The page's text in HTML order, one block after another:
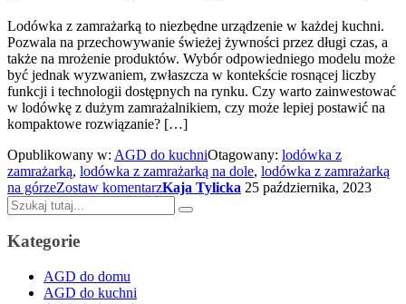
Lodówka z zamrażarką to niezbędne urządzenie w każdej kuchni.
Pozwala na przechowywanie świeżej żywności przez długi czas, a
także na mrożenie produktów. Wybór odpowiedniego modelu może
być jednak wyzwaniem, zwłaszcza w kontekście rosnącej liczby
funkcji i technologii dostępnych na rynku. Czy warto zainwestować
w lodówkę z dużym zamrażalnikiem, czy może lepiej postawić na
kompaktowe rozwiązanie? […]
Opublikowany w: AGD do kuchniOtagowany: lodówka z
zamrażarką, lodówka z zamrażarką na dole, lodówka z zamrażarką
na górzeZostaw komentarzKaja Tylicka 25 października, 2023
Szukaj:
Kategorie
AGD do domu
AGD do kuchni